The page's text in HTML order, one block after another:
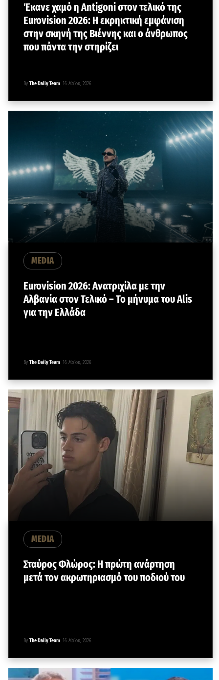
Έκανε χαμό η Antigoni στον τελικό της
Eurovision 2026: Η εκρηκτική εμφάνιση
στην σκηνή της Βιέννης και ο άνθρωπος
που πάντα την στηρίζει
By The Daily Team 16 Μαΐου, 2026
MEDIA
Eurovision 2026: Ανατριχίλα με την
Αλβανία στον Τελικό – Το μήνυμα του Alis
για την Ελλάδα
By The Daily Team 16 Μαΐου, 2026
MEDIA
Σταύρος Φλώρος: Η πρώτη ανάρτηση
μετά τον ακρωτηριασμό του ποδιού του
By The Daily Team 16 Μαΐου, 2026